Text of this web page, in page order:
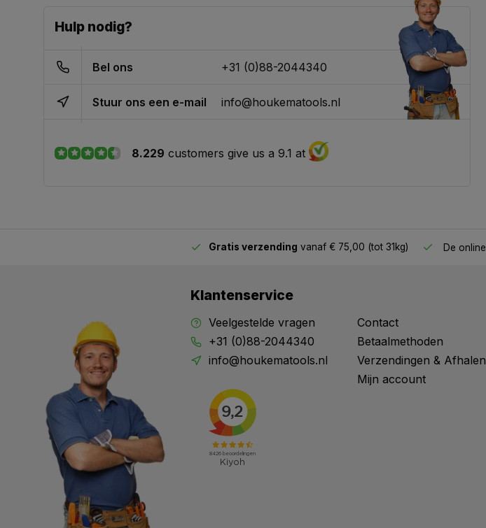
Hulp nodig?
Bel ons +31 (0)88-2044340
Stuur ons een e-mail info@houkematools.nl
8.229 customers give us a 9.1 at
Gratis verzending vanaf € 75,00 (tot 31kg) De online
Klantenservice
Veelgestelde vragen
+31 (0)88-2044340
info@houkematools.nl
Contact
Betaalmethoden
Verzendingen & Afhalen
Mijn account
Meld je aan en mis geen enkele actie, aanbieding